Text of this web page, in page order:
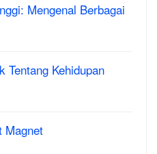
Mengenal Berbagai
Tentang Kehidupan
Magnet